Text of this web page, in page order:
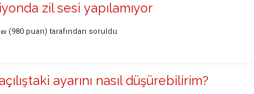
zil sesi yapılamıyor
(980 puan) tarafından soruldu
ayarını nasıl düşürebilirim?